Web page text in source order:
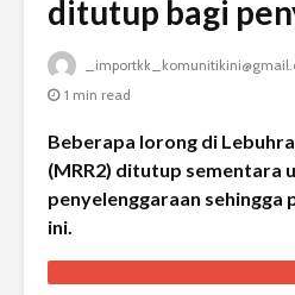
ditutup bagi
1 min read
Beberapa lorong di
(MRR2) ditutup sementara
penyelenggaraan sehingga
ini.